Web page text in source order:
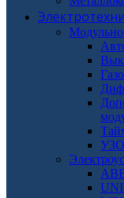
УЗО